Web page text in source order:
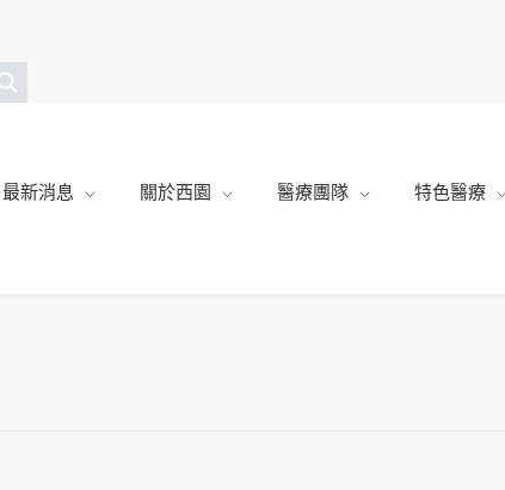
最新消息 關於西園 醫療團隊 特色醫療